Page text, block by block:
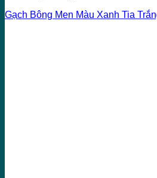
Gạch Bông Men Màu Xanh Tia